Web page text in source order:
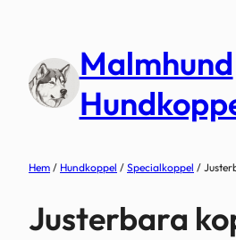
innehåll
Malmhund
Hem / Hundkoppel / Specialkoppel /
Justerbara